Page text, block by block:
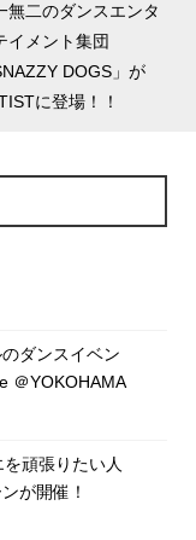
無二のダンスエンタ
イメント集団
DOGS」が
に登場！！
ダンスイベン
＠YOKOHAMA
頑張りたい人
が開催！